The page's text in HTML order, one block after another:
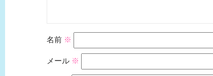
名前 ※
メール ※